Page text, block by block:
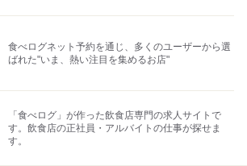
食べログネット予約を通じ、多くのユーザーから選
ばれた"いま、熱い注目を集めるお店"
「食べログ」が作った飲食店専門の求人サイトで
す。飲食店の正社員・アルバイトの仕事が探せま
す。